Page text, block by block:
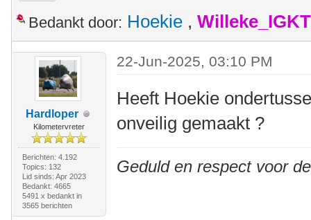
Bedankt door: Hoekie , Willeke_IGKT
Hardloper
Kilometervreter
Berichten: 4.192
Topics: 132
Lid sinds: Apr 2023
Bedankt: 4665
5491 x bedankt in
3565 berichten
22-Jun-2025, 03:10 PM
Heeft Hoekie
onveilig gemaakt ?
Geduld en respect voor